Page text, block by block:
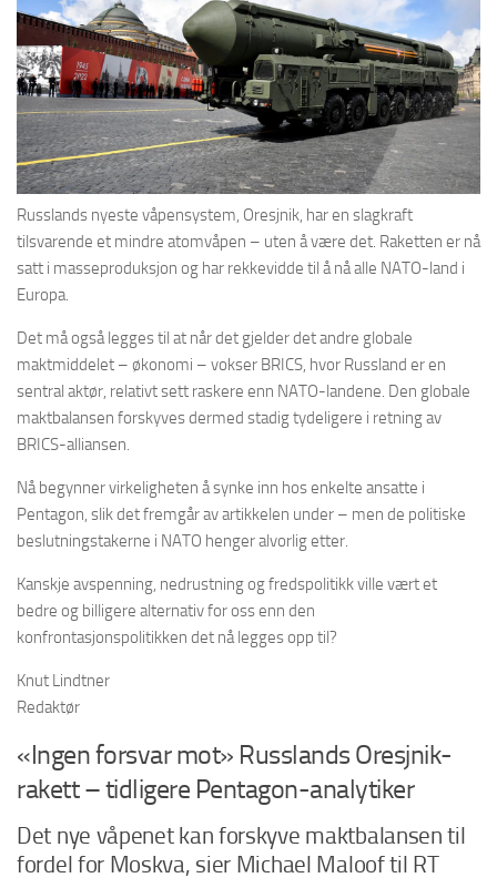
Russlands nyeste våpensystem, Oresjnik, har en slagkraft
tilsvarende et mindre atomvåpen – uten å være det. Raketten er nå
satt i masseproduksjon og har rekkevidde til å nå alle NATO-land i
Europa.
Det må også legges til at når det gjelder det andre globale
maktmiddelet – økonomi – vokser BRICS, hvor Russland er en
sentral aktør, relativt sett raskere enn NATO-landene. Den globale
maktbalansen forskyves dermed stadig tydeligere i retning av
BRICS-alliansen.
Nå begynner virkeligheten å synke inn hos enkelte ansatte i
Pentagon, slik det fremgår av artikkelen under – men de politiske
beslutningstakerne i NATO henger alvorlig etter.
Kanskje avspenning, nedrustning og fredspolitikk ville vært et
bedre og billigere alternativ for oss enn den
konfrontasjonspolitikken det nå legges opp til?
Knut Lindtner
Redaktør
«Ingen forsvar mot» Russlands Oresjnik-
rakett – tidligere Pentagon-analytiker
Det nye våpenet kan forskyve maktbalansen til
fordel for Moskva, sier Michael Maloof til RT